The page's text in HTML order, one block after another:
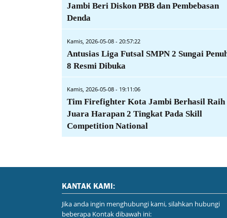
Jambi Beri Diskon PBB dan Pembebasan
Denda
Kamis, 2026-05-08 - 20:57:22
Antusias Liga Futsal SMPN 2 Sungai
8 Resmi Dibuka
Kamis, 2026-05-08 - 19:11:06
Tim Firefighter Kota Jambi Berhasil Raih
Juara Harapan 2 Tingkat Pada Skill
Competition National
KANTAK KAMI:
Jika anda ingin menghubungi kami, silahkan hubungi
beberapa Kontak dibawah ini: